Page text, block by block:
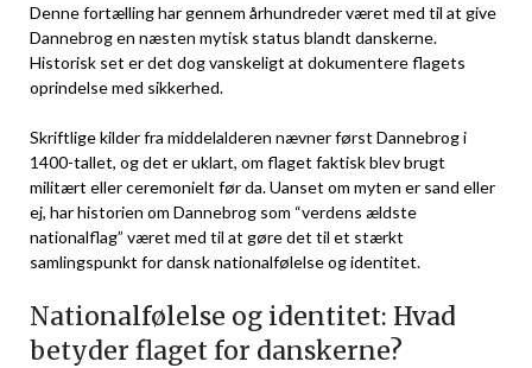
Denne fortælling har gennem århundreder været med til at give
Dannebrog en næsten mytisk status blandt danskerne.
Historisk set er det dog vanskeligt at dokumentere flagets
oprindelse med sikkerhed.
Skriftlige kilder fra middelalderen nævner først Dannebrog i
1400-tallet, og det er uklart, om flaget faktisk blev brugt
militært eller ceremonielt før da. Uanset om myten er sand eller
ej, har historien om Dannebrog som “verdens ældste
nationalflag” været med til at gøre det til et stærkt
samlingspunkt for dansk nationalfølelse og identitet.
Nationalfølelse og identitet: Hvad
betyder flaget for danskerne?